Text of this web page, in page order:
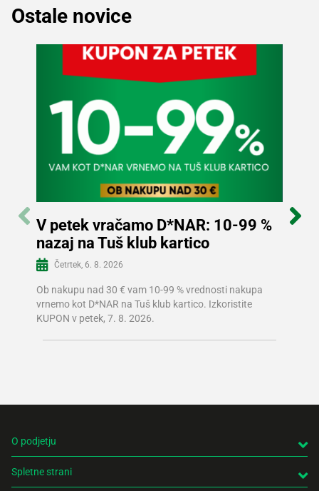
Ostale novice
Več informacij
V petek vračamo D*NAR: 10-99 %
nazaj na Tuš klub kartico
Četrtek, 6. 8. 2026
Ob nakupu nad 30 € vam 10-99 % vrednosti nakupa
vrnemo kot D*NAR na Tuš klub kartico. Izkoristite
KUPON v petek, 7. 8. 2026.
-25
O podjetju
Spletne strani